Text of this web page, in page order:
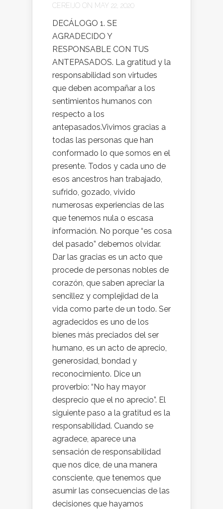
CEREIJO ON MAY 22, 2020
DECÁLOGO 1. SE
AGRADECIDO Y
RESPONSABLE CON TUS
ANTEPASADOS. La gratitud y la
responsabilidad son virtudes
que deben acompañar a los
sentimientos humanos con
respecto a los
antepasados.Vivimos gracias a
todas las personas que han
conformado lo que somos en el
presente. Todos y cada uno de
esos ancestros han trabajado,
sufrido, gozado, vivido
numerosas experiencias de las
que tenemos nula o escasa
información. No porque “es cosa
del pasado” debemos olvidar.
Dar las gracias es un acto que
procede de personas nobles de
corazón, que saben apreciar la
sencillez y complejidad de la
vida como parte de un todo. Ser
agradecidos es uno de los
bienes más preciados del ser
humano, es un acto de aprecio,
generosidad, bondad y
reconocimiento. Dice un
proverbio: “No hay mayor
desprecio que el no aprecio”. El
siguiente paso a la gratitud es la
responsabilidad. Cuando se
agradece, aparece una
sensación de responsabilidad
que nos dice, de una manera
consciente, que tenemos que
asumir las consecuencias de las
decisiones que hayamos